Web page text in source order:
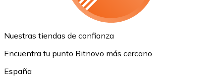
Nuestras tiendas de confianza
Encuentra tu punto Bitnovo más cercano
España